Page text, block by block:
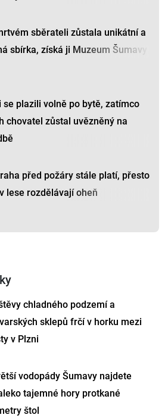
sběrateli zůstala unikátní a
sbírka, získá ji Muzeum Šumavy
se plazili volně po bytě, zatímco
chovatel zůstal uvězněný na
před požáry stále platí, přesto
lese rozdělávají oheň
chladného podzemí a
sklepů frčí v horku mezi
v Plzni
vodopády Šumavy najdete
tajemné hory protkané
štol